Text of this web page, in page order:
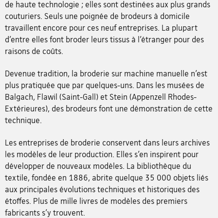
de haute technologie ; elles sont destinées aux plus grands
couturiers. Seuls une poignée de brodeurs à domicile
travaillent encore pour ces neuf entreprises. La plupart
d’entre elles font broder leurs tissus à l’étranger pour des
raisons de coûts.
Devenue tradition, la broderie sur machine manuelle n’est
plus pratiquée que par quelques-uns. Dans les musées de
Balgach, Flawil (Saint-Gall) et Stein (Appenzell Rhodes-
Extérieures), des brodeurs font une démonstration de cette
technique.
Les entreprises de broderie conservent dans leurs archives
les modèles de leur production. Elles s’en inspirent pour
développer de nouveaux modèles. La bibliothèque du
textile, fondée en 1886, abrite quelque 35 000 objets liés
aux principales évolutions techniques et historiques des
étoffes. Plus de mille livres de modèles des premiers
fabricants s’y trouvent.